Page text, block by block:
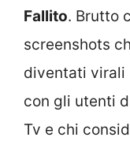
Fallito. Brutto
screenshots
diventati virali
con gli utenti
Tv e chi